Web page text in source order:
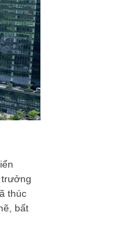
thúc
bất